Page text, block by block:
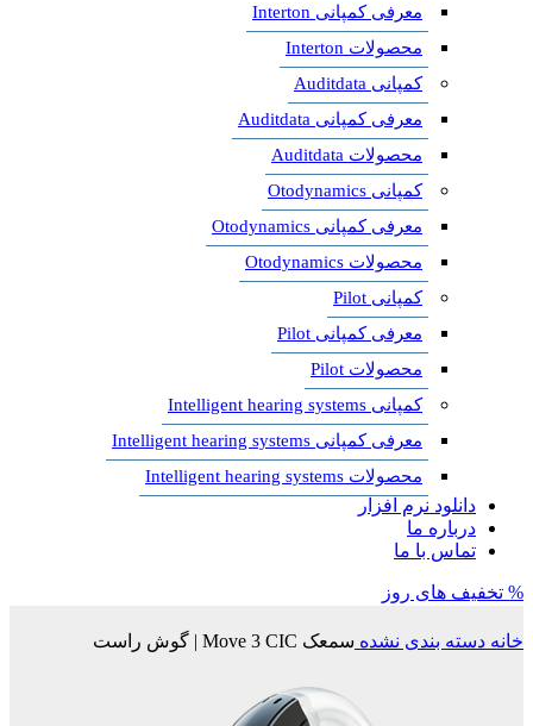
معرفی کمپانی Interton
محصولات Interton
کمپانی Auditdata
معرفی کمپانی Auditdata
محصولات Auditdata
کمپانی Otodynamics
معرفی کمپانی Otodynamics
محصولات Otodynamics
کمپانی Pilot
معرفی کمپانی Pilot
محصولات Pilot
کمپانی Intelligent hearing systems
معرفی کمپانی Intelligent hearing systems
محصولات Intelligent hearing systems
دانلود نرم افزار
درباره ما
تماس با ما
% تخفیف های روز
خانه دسته بندی نشده سمعک Move 3 CIC | گوش راست